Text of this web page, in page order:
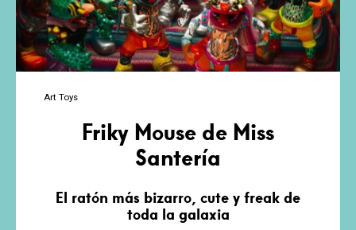
Art Toys
Friky Mouse de Miss
Santería
El ratón más bizarro, cute y freak de
toda la galaxia